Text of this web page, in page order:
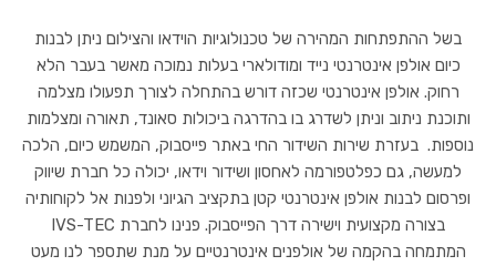
בשל ההתפתחות המהירה של טכנולוגיות הוידאו והצילום ניתן לבנות
כיום אולפן אינטרנטי נייד ומודולארי בעלות נמוכה מאשר בעבר הלא
רחוק. אולפן אינטרנטי שכזה דורש בהתחלה לצורך תפעולו מצלמה
ותוכנת ניתוב וניתן לשדרג בו בהדרגה ביכולות סאונד, תאורה ומצלמות
נוספות. בעזרת שירות השידור החי באתר פייסבוק, המשמש כיום, הלכה
למעשה, גם כפלטפורמה לאחסון ושידור וידאו, יכולה כל חברת שיווק
ופרסום לבנות אולפן אינטרנטי קטן בתקציב הגיוני ולפנות אל לקוחותיה
בצורה מקצועית וישירה דרך הפייסבוק. פנינו לחברת IVS-TEC
המתמחה בהקמה של אולפנים אינטרנטיים על מנת שתספר לנו מעט